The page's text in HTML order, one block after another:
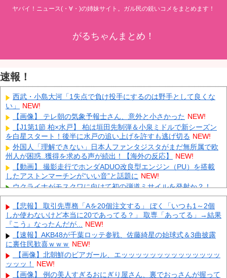
ヤバイ！ニュース(・∀・)の姉妹サイト。ガル民の鋭いコメをまとめます！
がるちゃんまとめ！
速報！
西武・小島大河「1失点で負け投手にするのは野手として良くな
い」
NEW!
【画像】 テレ朝の気象予報士さん、意外と小さかった NEW!
【J1第1節 柏×水戸】 柏は垣田先制弾＆小泉ミドルで新シーズン
を白星スタート！後半に水戸の追い上げを許すも逃げ切る NEW!
外国人「理解できない」日本人ファンタジスタがまだ無所属で欧
州人が困惑..獲得を求める声が続出！【海外の反応】
NEW!
【動画】 撮影走行でホンダADUO改良型エンジン（PU）を搭載
したアストンマーチンが“いい音”と話題に NEW!
ウクライナがモスクワに向けて初の弾道ミサイルを発射か？！
NEW!
先日エアコンの効きが悪いと右往左往してた奴やが NEW!
中国「大豪雨！」三峡ダム「基礎部分破損」中国「全力放流！」
台風13号「中国上陸予測」台風15号「中国接近（画像」中国「台風
同時上陸！（穀物生産が壊滅危機」→
NEW!
【悲報】 中国、橋の欄干が強風一発で粉々に 鉄筋ゼロ 当局「接
着剤でくっつけただけ」「正常で、品質問題はない」 NEW!
【悲報】 週刊誌、好き放題書きまくる 高市早苗首相は新公用車
の贅を尽くした後部座席でたばこを吸うのが至福の時間「どんどん
【悲報】 取引先専務「Aを20個注文する」 ぼく「いつも1～2個
しか使わないけど本当に20であってる？」 取専「あってる」→結果
『こう』なったんだが... NEW!
【速報】AKB48が千葉ロッテ参戦、佐藤綺星の始球式＆3曲披露
に裏住民歓喜ｗｗｗ NEW!
【画像】北朝鮮のビアガール、エッッッッッッッッッッッッッッ
ッッッ！
NEW!
【画像】 例の美人すぎるおにぎり屋さん、裏でおっさんが握って